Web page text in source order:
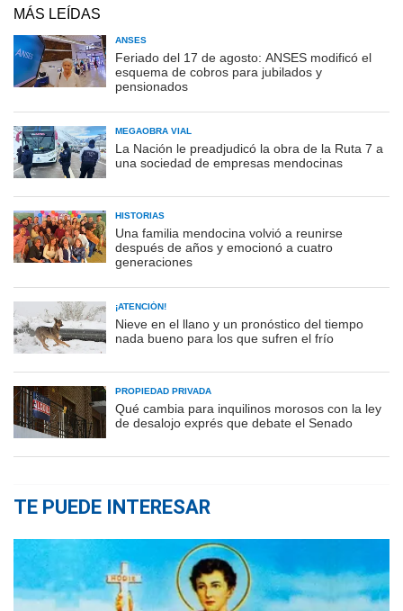
MÁS LEÍDAS
ANSES
Feriado del 17 de agosto: ANSES modificó el
esquema de cobros para jubilados y
pensionados
MEGAOBRA VIAL
La Nación le preadjudicó la obra de la Ruta 7 a
una sociedad de empresas mendocinas
HISTORIAS
Una familia mendocina volvió a reunirse
después de años y emocionó a cuatro
generaciones
¡ATENCIÓN!
Nieve en el llano y un pronóstico del tiempo
nada bueno para los que sufren el frío
PROPIEDAD PRIVADA
Qué cambia para inquilinos morosos con la ley
de desalojo exprés que debate el Senado
TE PUEDE INTERESAR